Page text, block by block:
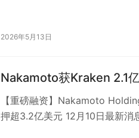
2026年5月13日
Nakamoto获Kraken 2.1
【重磅融资】Nakamoto
押超3.2亿美元 12月10日最新消